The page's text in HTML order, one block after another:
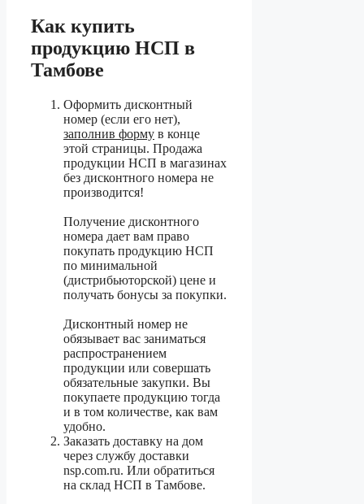
Как купить
продукцию НСП в
Тамбове
Оформить дисконтный
номер (если его нет),
заполнив форму в конце
этой страницы. Продажа
продукции НСП в магазинах
без дисконтного номера не
производится!
Получение дисконтного
номера дает вам право
покупать продукцию НСП
по минимальной
(дистрибьюторской) цене и
получать бонусы за покупки.
Дисконтный номер не
обязывает вас заниматься
распространением
продукции или совершать
обязательные закупки. Вы
покупаете продукцию тогда
и в том количестве, как вам
удобно.
Заказать доставку на дом
через службу доставки
nsp.com.ru. Или обратиться
на склад НСП в Тамбове.